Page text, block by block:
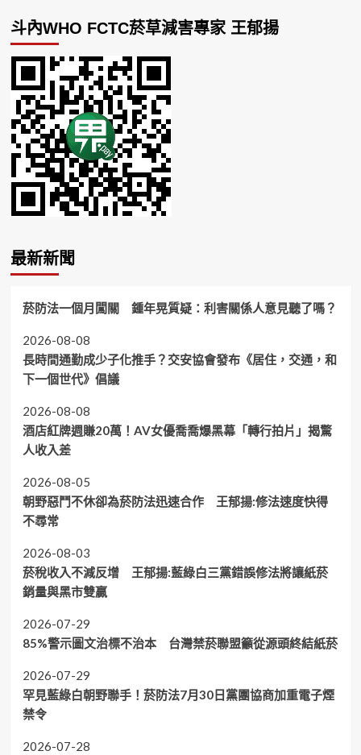
斗內WHO FCTC菸草減害專家 王郁揚
最新新聞
菸防法一個月闖關 鍾年晃質疑：利害關係人意見聽了嗎？
2026-08-08
長時間通勤成少子化推手？交安協會發布《居住，交通，和
下一個世代》倡議
2026-08-08
酒店紅牌週賺20萬！AV女優喬喬爆黑幕「轉行拍片」揭驚
人收入差
2026-08-05
朝野惡鬥不休卻為菸防法迅速合作 王郁揚:修法速度快得
不尋常
2026-08-03
菸稅收入不減反增 王郁揚:藍綠白三黨錯誤修法將讓紙菸
銷量與黑市雙贏
2026-07-29
85%警示圖文治標不治本 台灣禁菸聯盟籲從源頭終結紙菸
2026-07-29
罕見藍綠白朝野聯手！菸防法7月30日黨團協商加重電子煙
禁令
2026-07-28